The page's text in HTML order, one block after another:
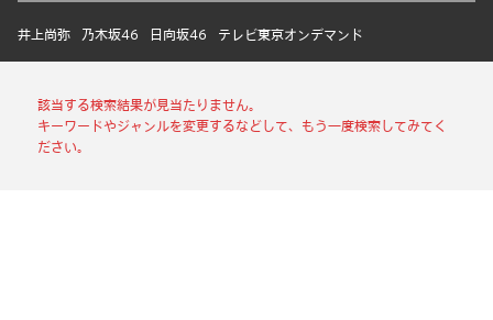
井上尚弥 乃木坂46 日向坂46 テレビ東京オンデマンド
該当する検索結果が見当たりません。
キーワードやジャンルを変更するなどして、もう一度検索してみてく
ださい。